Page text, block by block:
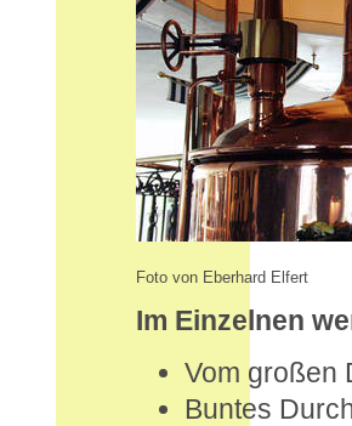
Foto von Eberhard Elfert
Im Einzelnen
Vom großen
Buntes